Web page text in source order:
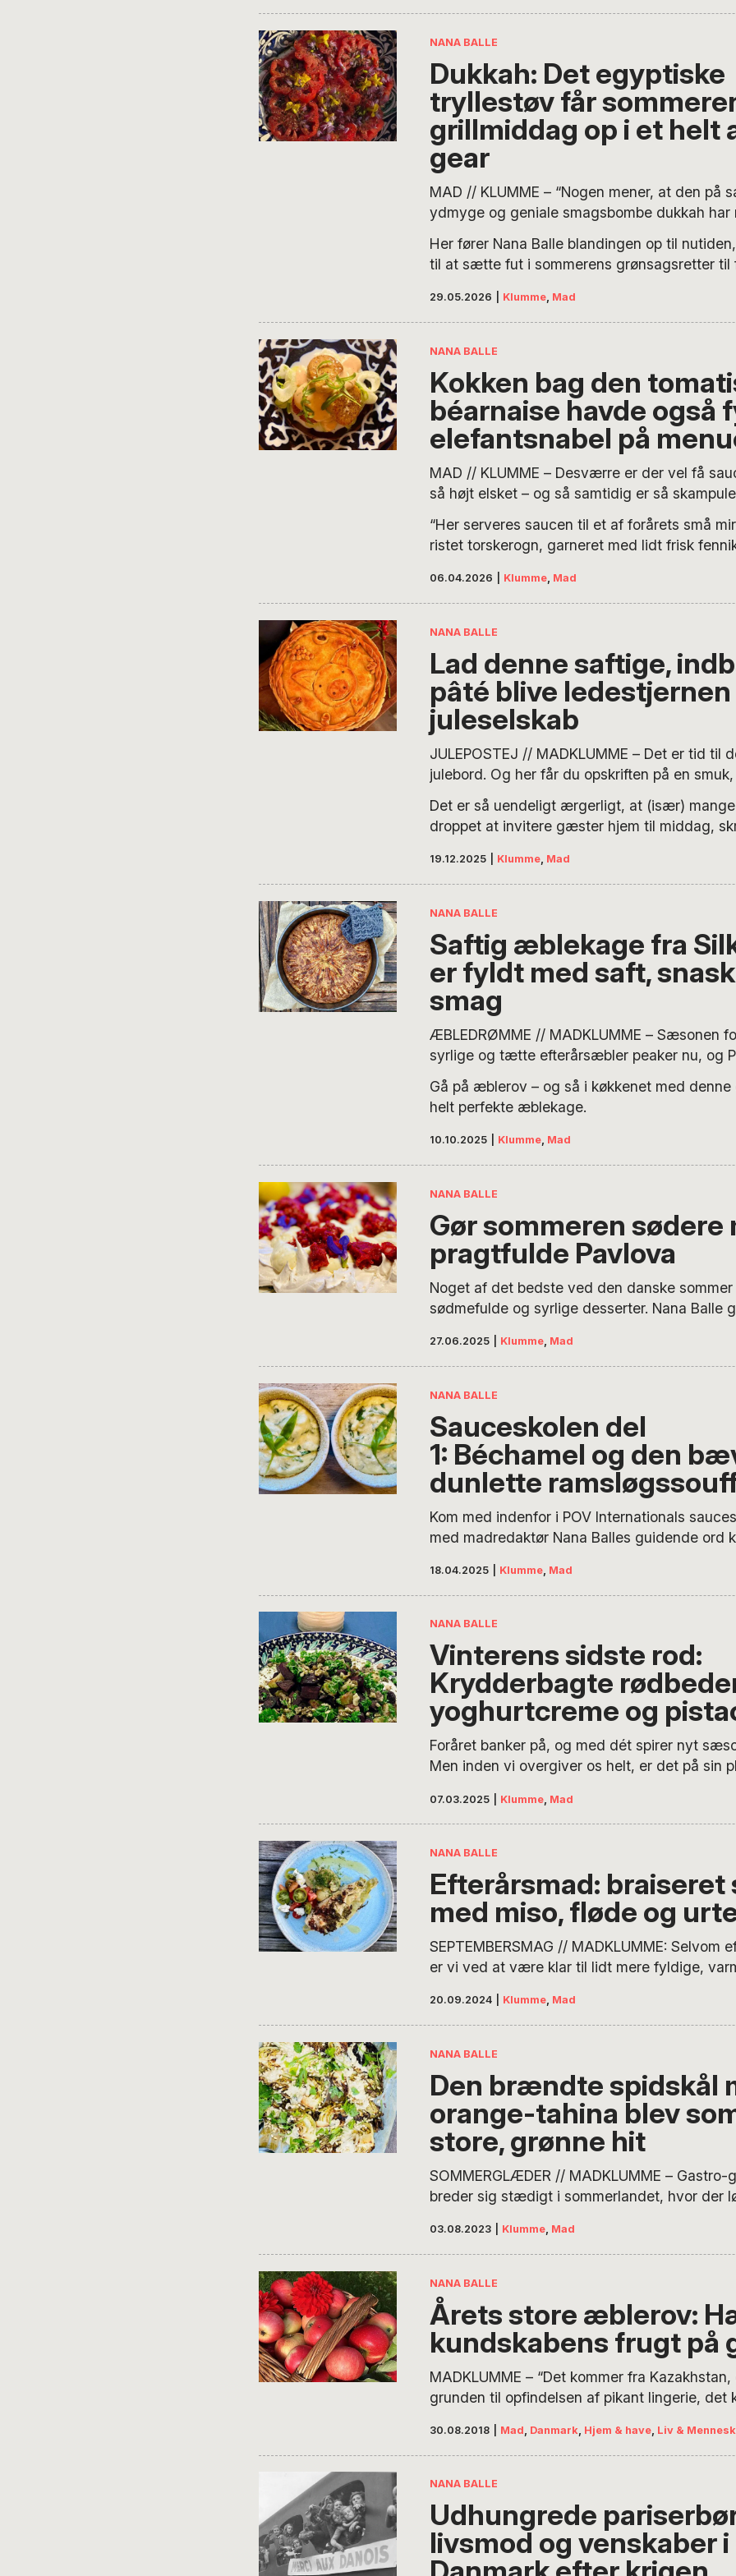
småretter til den store guldmedalje, flere af
inspiration fra Malaga, men tilpasset danske
NANA BALLE
Dukkah: Det egyptiske
tryllestøv får
grillmiddag op i et helt
gear
MAD // KLUMME – “Nogen mener, at den på
ydmyge og geniale smagsbombe dukkah har
forestille sig, hvordan nødder og krydderier
et aromatisk pulver, man har kunnet dyppe
vendte hjem fra en travl dag med at pudse
Her fører Nana Balle blandingen op til
til at sætte fut i sommerens grønsagsretter til
29.05.2026 Klumme, Mad
NANA BALLE
Kokken bag den
béarnaise havde også
elefantsnabel på
MAD // KLUMME – Desværre er der vel få
så højt elsket – og så samtidig er så
gyselige tricks, skriver madredaktør Nana
i denne klumme, der fører hen mod dens
“sauce choron”:
“Her serveres saucen til et af forårets små
ristet torskerogn, garneret med lidt frisk
herlig, hvis man har mod på at grille et stykke
hårdt, og lade midten forblive ret rosa”.
06.04.2026 Klumme, Mad
NANA BALLE
Lad denne saftige,
pâté blive
juleselskab
JULEPOSTEJ // MADKLUMME – Det er tid til
julebord. Og her får du opskriften på en
indbagt postej, hvor saftig frilandsgris krydres
muskat, tørret frugt og både valnødder og
ikke svær at lave, og POV’s Nana Balle tager
vejen gennem tilberedningen, så du uden
Det er så uendeligt ærgerligt, at (især)
droppet at invitere gæster hjem til middag,
19.12.2025 Klumme, Mad
NANA BALLE
Saftig æblekage fra
er fyldt med saft,
smag
ÆBLEDRØMME // MADKLUMME – Sæsonen
syrlige og tætte efterårsæbler peaker nu, og
medredaktør Nana Balle sanker i lade. Nogle
i denne æblekage, der med kombinationen af
citron og valnødder sender tankerne til
betegnet byen Almaty i Kazakhstan, som er
Gå på æblerov – og så i køkkenet med denne
helt perfekte æblekage.
10.10.2025 Klumme, Mad
NANA BALLE
Gør sommeren sødere
pragtfulde Pavlova
Noget af det bedste ved den danske
sødmefulde og syrlige desserter. Nana Balle
glæde dine sommergæster med.
27.06.2025 Klumme, Mad
NANA BALLE
Sauceskolen del
1: Béchamel og den
dunlette
Kom med indenfor i POV Internationals
med madredaktør Nana Balles guidende ord
det béchamel!
18.04.2025 Klumme, Mad
NANA BALLE
Vinterens sidste rod:
Krydderbagte
yoghurtcreme og
Foråret banker på, og med dét spirer nyt
Men inden vi overgiver os helt, er det på sin
hårdtarbejdende rodfrugter. Her får du
skønneste ret med rødbeder og pistacie.
07.03.2025 Klumme, Mad
NANA BALLE
Efterårsmad: braiseret
med miso, fløde og
SEPTEMBERSMAG // MADKLUMME: Selvom
er vi ved at være klar til lidt mere fyldige,
Römertopfen, hvor spidskål får lidt kærlighed
smør og umami-boosteren, miso. Resultatet
fyldig gang braiseret spidskål med masser af
20.09.2024 Klumme, Mad
NANA BALLE
Den brændte spidskål
orange-tahina blev
store, grønne hit
SOMMERGLÆDER // MADKLUMME –
breder sig stædigt i sommerlandet, hvor der
bjergene. Og sommerens dejligste måltider er
fremtryller af tidens friske grønne sager. Som
denne sødmefulde kålservering. Så sad vi der!
pæretræet i den vild med vilje’de have, der…
03.08.2023 Klumme, Mad
NANA BALLE
Årets store æblerov:
kundskabens frugt på
MADKLUMME – “Det kommer fra
grunden til opfindelsen af pikant lingerie, det
på rov – det er nu de er her!” I denne uges
madklumme indvier Nana Balle dig i historien
sensommerens kødfulde frugt…
30.08.2018 Mad Danmark Hjem & have, Liv &
NANA BALLE
Udhungrede
livsmod og venskaber i